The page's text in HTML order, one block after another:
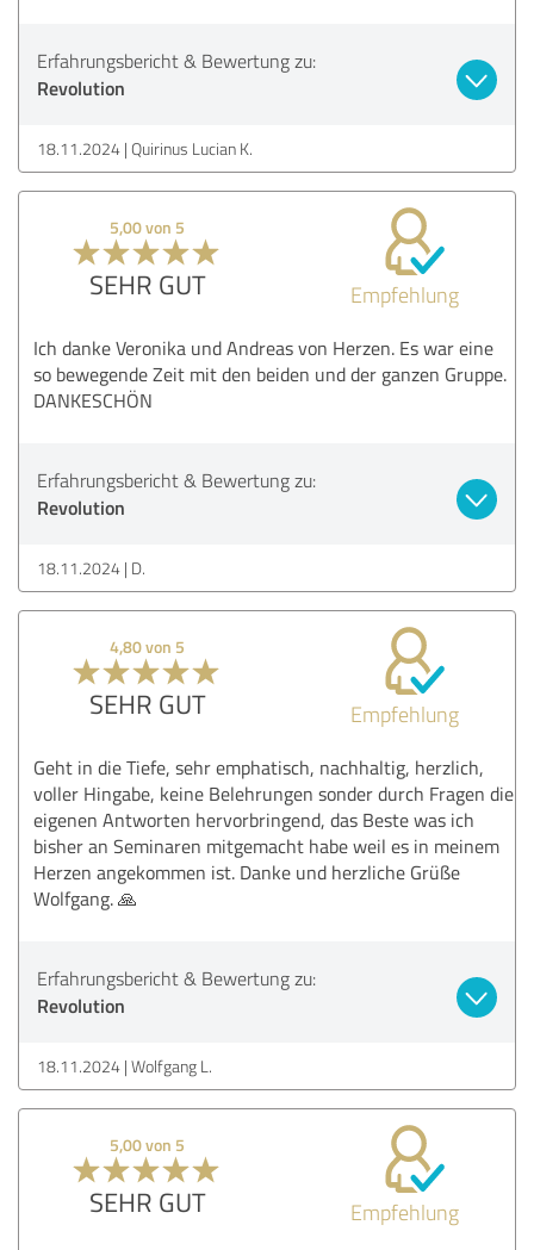
Erfahrungsbericht & Bewertung zu:
Revolution
18.11.2024 Quirinus Lucian K.
5,00 von 5
SEHR GUT Empfehlung
Ich danke Veronika und Andreas von Herzen. Es war eine
so bewegende Zeit mit den beiden und der ganzen Gruppe.
DANKESCHÖN
Erfahrungsbericht & Bewertung zu:
Revolution
18.11.2024 D.
4,80 von 5
SEHR GUT Empfehlung
Geht in die Tiefe, sehr emphatisch, nachhaltig, herzlich,
voller Hingabe, keine Belehrungen sonder durch Fragen die
eigenen Antworten hervorbringend, das Beste was ich
bisher an Seminaren mitgemacht habe weil es in meinem
Herzen angekommen ist. Danke und herzliche Grüße
Wolfgang. 🙏
Erfahrungsbericht & Bewertung zu:
Revolution
18.11.2024 Wolfgang L.
5,00 von 5
SEHR GUT Empfehlung